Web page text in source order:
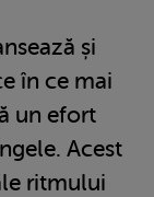
și
în ce mai
un efort
Acest
ritmului